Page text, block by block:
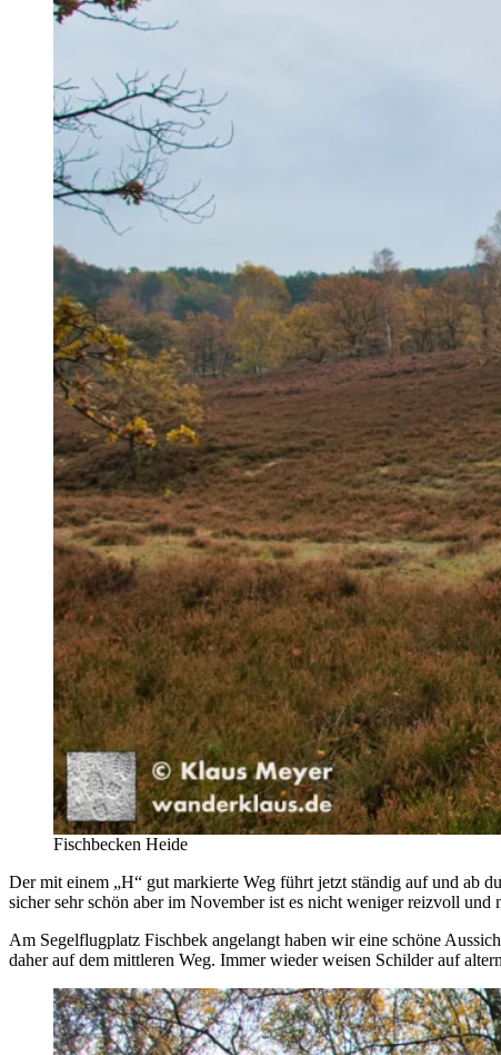
Fischbecken Heide
Der mit einem „H“ gut markierte Weg führt jetzt ständig auf und ab
sicher sehr schön aber im November ist es nicht weniger reizvoll und
Am Segelflugplatz Fischbek angelangt haben wir eine schöne
daher auf dem mittleren Weg. Immer wieder weisen Schilder auf